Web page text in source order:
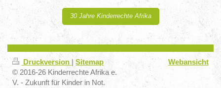
30 Jahre Kinderrechte Afrika
Druckversion | Sitemap
© 2016-26 Kinderrechte Afrika e.
V. - Zukunft für Kinder in Not.
Webansicht